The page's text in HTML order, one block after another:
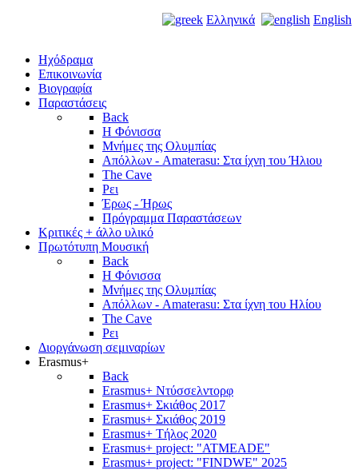
Ελληνικά English
Ηχόδραμα
Επικοινωνία
Βιογραφία
Παραστάσεις
Back
Η Φόνισσα
Μνήμες της Ολυμπίας
Απόλλων - Amaterasu: Στα ίχνη του Ήλιου
The Cave
Ρει
Έρως - Ήρως
Πρόγραμμα Παραστάσεων
Κριτικές + άλλο υλικό
Πρωτότυπη Μουσική
Back
Η Φόνισσα
Μνήμες της Ολυμπίας
Απόλλων - Amaterasu: Στα ίχνη του Ηλίου
The Cave
Ρει
Διοργάνωση σεμιναρίων
Erasmus+
Back
Erasmus+ Ντύσσελντορφ
Erasmus+ Σκιάθος 2017
Erasmus+ Σκιάθος 2019
Erasmus+ Τήλος 2020
Erasmus+ project: "ATMEADE"
Erasmus+ project: "FINDWE" 2025